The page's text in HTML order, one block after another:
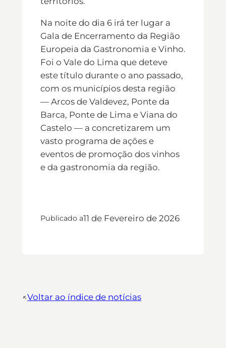
Na noite do dia 6 irá ter lugar a
Gala de Encerramento da Região
Europeia da Gastronomia e Vinho.
Foi o Vale do Lima que deteve
este título durante o ano passado,
com os municípios desta região
— Arcos de Valdevez, Ponte da
Barca, Ponte de Lima e Viana do
Castelo — a concretizarem um
vasto programa de ações e
eventos de promoção dos vinhos
e da gastronomia da região.
Publicado a11 de Fevereiro de 2026
↖︎Voltar ao índice de notícias